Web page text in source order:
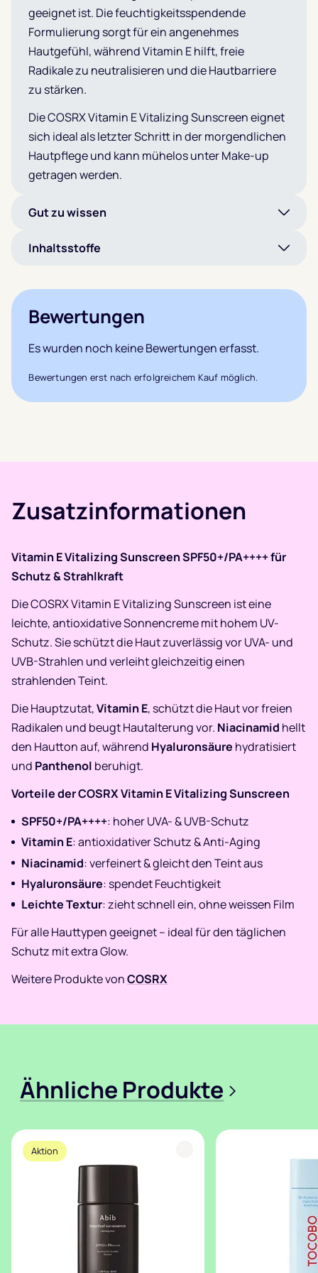
geeignet ist. Die feuchtigkeitsspendende
Formulierung sorgt für ein angenehmes
Hautgefühl, während Vitamin E hilft, freie
Radikale zu neutralisieren und die Hautbarriere
zu stärken.
Die COSRX Vitamin E Vitalizing Sunscreen eignet
sich ideal als letzter Schritt in der morgendlichen
Hautpflege und kann mühelos unter Make-up
getragen werden.
Gut zu wissen
Inhaltsstoffe
Bewertungen
Es wurden noch keine Bewertungen erfasst.
Bewertungen erst nach erfolgreichem Kauf möglich.
Zusatzinformationen
Vitamin E Vitalizing Sunscreen SPF50+/PA++++ für
Schutz & Strahlkraft
Die COSRX Vitamin E Vitalizing Sunscreen ist eine
leichte, antioxidative Sonnencreme mit hohem UV-
Schutz. Sie schützt die Haut zuverlässig vor UVA- und
UVB-Strahlen und verleiht gleichzeitig einen
strahlenden Teint.
Die Hauptzutat,Vitamin E, schützt die Haut vor freien
Radikalen und beugt Hautalterung vor. Niacinamid hellt
den Hautton auf, während Hyaluronsäure hydratisiert
und Panthenol beruhigt.
Vorteile der COSRX Vitamin E Vitalizing Sunscreen
SPF50+/PA++++: hoher UVA- & UVB-Schutz
Vitamin E: antioxidativer Schutz & Anti-Aging
Niacinamid: verfeinert & gleicht den Teint aus
Hyaluronsäure: spendet Feuchtigkeit
Leichte Textur: zieht schnell ein, ohne weissen Film
Für alle Hauttypen geeignet – ideal für den täglichen
Schutz mit extra Glow.
Weitere Produkte vonCOSRX
Ähnliche Produkte >
Aktion